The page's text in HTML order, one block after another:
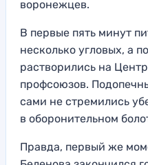
воронежцев.
В первые пять минут
несколько угловых, а
растворились на
профсоюзов.
сами не стремились
в оборонительном
Правда, первый же